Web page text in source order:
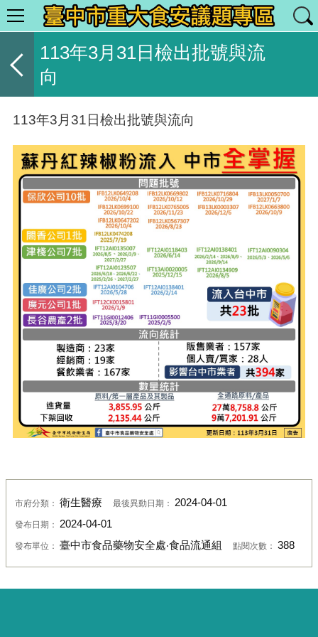
113年3月31日檢出批號與流
向
113年3月31日檢出批號與流向
市府分類： 衛生醫療 最後異動日期： 2024-04-01
發布日期： 2024-04-01
發布單位： 臺中市食品藥物安全處‧食品流通組 點閱次數： 388